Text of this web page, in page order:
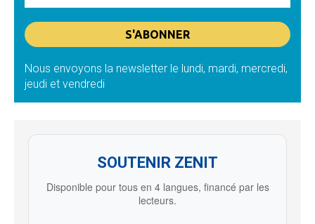
Nous envoyons la newsletter le lundi, mardi, mercredi,
jeudi et vendredi
SOUTENIR ZENIT
Disponible pour tous en 4 langues, financé par les
lecteurs.